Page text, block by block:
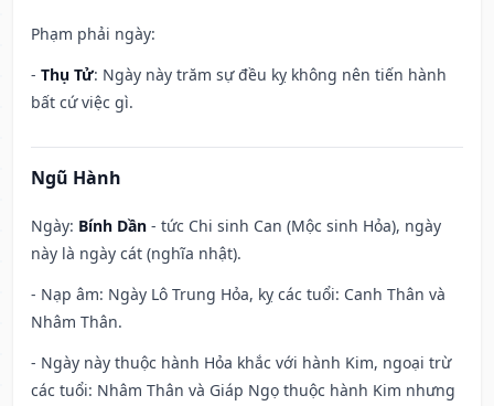
Phạm phải ngày:
- Thụ Tử: Ngày này trăm sự đều kỵ không nên tiến hành
bất cứ việc gì.
Ngũ Hành
Ngày: Bính Dần - tức Chi sinh Can (Mộc sinh Hỏa), ngày
này là ngày cát (nghĩa nhật).
- Nạp âm: Ngày Lô Trung Hỏa, kỵ các tuổi: Canh Thân và
Nhâm Thân.
- Ngày này thuộc hành Hỏa khắc với hành Kim, ngoại trừ
các tuổi: Nhâm Thân và Giáp Ngọ thuộc hành Kim nhưng